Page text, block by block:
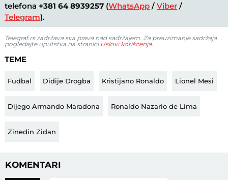
telefona +381 64 8939257 (WhatsApp /Viber /
Telegram).
Telegraf.rs zadržava sva prava nad sadržajem. Za preuzimanje sadržaja
pogledajte uputstva na stranici Uslovi korišćenja.
TEME
Fudbal Didije Drogba Kristijano Ronaldo Lionel Mesi
Dijego Armando Maradona Ronaldo Nazario de Lima
Zinedin Zidan
KOMENTARI